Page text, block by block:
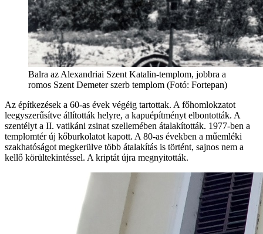
Balra az Alexandriai Szent Katalin-templom, jobbra a
romos Szent Demeter szerb templom (Fotó: Fortepan)
Az építkezések a 60-as évek végéig tartottak. A főhomlokzatot
leegyszerűsítve állították helyre, a kapuépítményt elbontották. A
szentélyt a II. vatikáni zsinat szellemében átalakították. 1977-ben a
templomtér új kőburkolatot kapott. A 80-as években a műemléki
szakhatóságot megkerülve több átalakítás is történt, sajnos nem a
kellő körültekintéssel. A kriptát újra megnyitották.